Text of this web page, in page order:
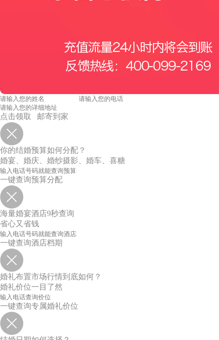
点击领取 邮寄到家
你的结婚预算如何分配？
婚宴、婚庆、婚纱摄影、婚车、喜糖
一键查询预算分配
海量婚宴酒店9秒查询
省心又省钱
一键查询酒店档期
婚礼布置市场行情到底如何？
婚礼价位一目了然
一键查询专属婚礼价位